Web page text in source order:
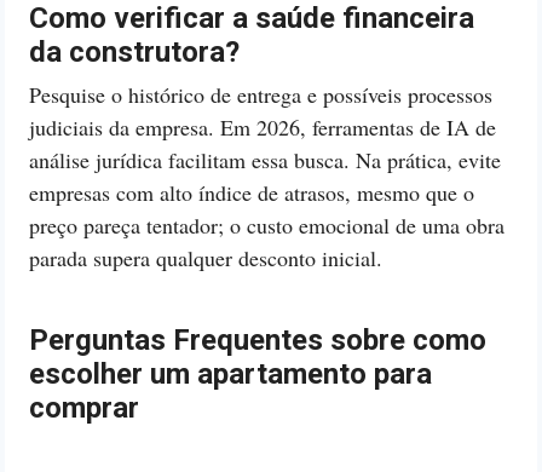
Como verificar a saúde financeira
da construtora?
Pesquise o histórico de entrega e possíveis processos
judiciais da empresa. Em 2026, ferramentas de IA de
análise jurídica facilitam essa busca. Na prática, evite
empresas com alto índice de atrasos, mesmo que o
preço pareça tentador; o custo emocional de uma obra
parada supera qualquer desconto inicial.
Perguntas Frequentes sobre como
escolher um apartamento para
comprar